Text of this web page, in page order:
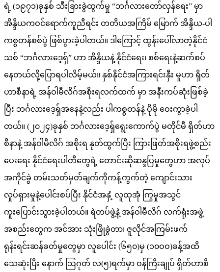
ရဲ့ (၁၉၇၁)ခုနှစ် သီးခြားခွဲထွက်မှု “ဘင်္ဂလားတော်လှန်ရေး” မှာ
အိန္ဒိယကဝင်ရောက်ကူညီရင်း တတိယအကြိမ် မြောက် အိန္ဒိယ-ပါ
ကစ္စတန်စစ်ပွဲ ဖြစ်ပွားခဲ့ပါတယ်။ ဒါကြောင့် ထွန်းပေါ်လာတဲ့နိုင်ငံ
သစ် “ဘင်္ဂလားဒေ့ရှ်” ဟာ အိန္ဒိယနဲ့ နိုင်ငံရေး၊ စစ်ရေးနဲ့ဆက်စပ်
နေတယ်လို့ပြောရပါလိမ့်မယ်။ နှစ်နိုင်ငံအကြားရင်းနှီး မှုဟာ ရှိတ်
ဟာစီနာရဲ့ အန်ဝါမီလိဂ်အစိုးရလက်ထက် မှာ အနီးကပ်ဆုံးဖြစ်ခဲ့
ပြီး ဘင်္ဂလားဒေ့ရှ်အနေနဲ့လည်း ပါကစ္စတန်နဲ့ ပိုမို ဝေးကွာခဲ့ပါ
တယ်။ (၂၀၂၄)ခုနှစ် ဘင်္ဂလားဒေ့ရှ်ရွေးကောက်ပွဲ မတိုင်မီ ရှိတ်ဟာ
စီနာနဲ့ အန်ဝါမီလိဂ် အစိုးရ နုတ်ထွက်ပြီး ကြားဖြတ်အစိုးရဖွဲ့စည်း
ပေးရေး နိုင်ငံရေးပါတီတွေရဲ့ တောင်းဆိုဆန္ဒပြမှုတွေဟာ အလုပ်
အကိုင်ခွဲ တမ်းသတ်မှတ်ချက်ကိုကန့်ကွက်တဲ့ ကျောင်းသား
လှုပ်ရှားမှုနဲ့ပေါင်းစပ်ပြီး နိုင်ငံအနှံ့ လူထုအုံ ကြွမှုအသွင်
ကူးပြောင်းသွားခဲ့ပါတယ်။ ရဲတပ်ဖွဲ့နဲ့ အန်ဝါမီလိဂ် လက်ရုံးအဖွဲ့
အစည်းတွေက အင်အား သုံးဖြိုခွဲတာ၊ ဇူလိုင်အကြမ်းဖက်
ရုန်းရင်းဆန်ခတ်မှုတွေမှာ လူပေါင်း (၆၅၀)မှ (၁၀ဝဝ)ခန့်အထိ
သေဆုံးပြီး နောက် ဩဂုတ် လ(၅)ရက်မှာ ဝန်ကြီးချုပ် ရှိတ်ဟာစီ